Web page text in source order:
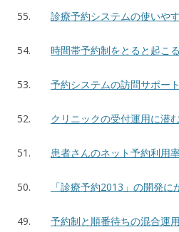
55. 診療予約システムの使いや
54. 時間帯予約制をとると起こ
53. 予約システムの訪問サポー
52. クリニックの受付運用に潜
51. 患者さんのネット予約利用
50. 「診療予約2013」の開発に
49. 予約制と順番待ちの混合運